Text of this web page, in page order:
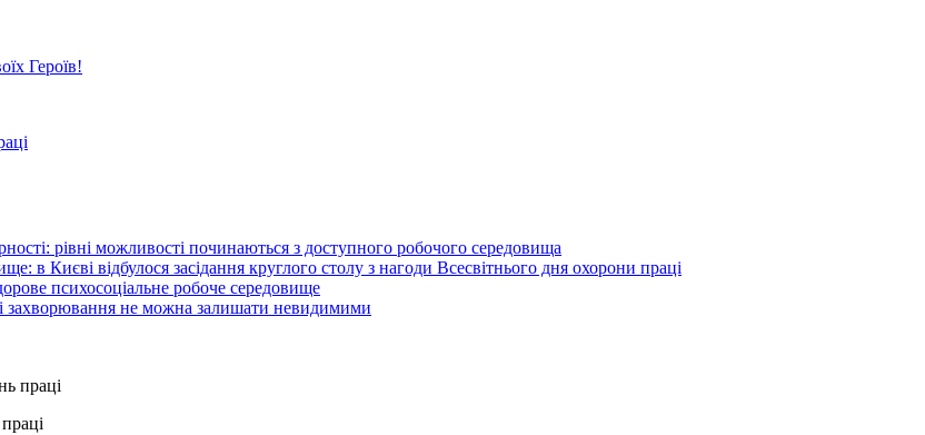
Героїв!
рівні можливості починаються з доступного робочого середовища
в Києві відбулося засідання круглого столу з нагоди Всесвітнього дня охорони праці
психосоціальне робоче середовище
захворювання не можна залишати невидимими